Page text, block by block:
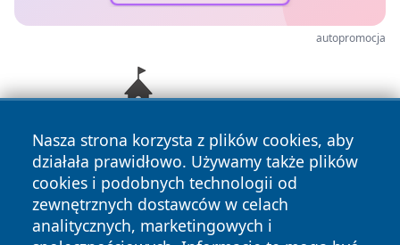
autopromocja
Nasza strona korzysta z plików cookies, aby
działała prawidłowo. Używamy także plików
cookies i podobnych technologii od
zewnętrznych dostawców w celach
analitycznych, marketingowych i